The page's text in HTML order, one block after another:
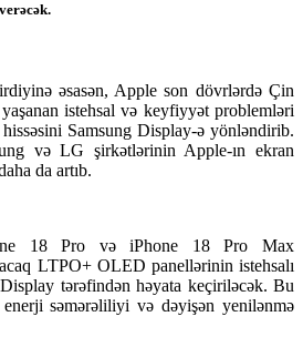
əsasən, Apple son dövrlərdə Çin
yaşanan istehsal və keyfiyyət problemləri
Samsung Display-ə yönləndirib.
və LG şirkətlərinin Apple-ın ekran
da artıb.
18 Pro və iPhone 18 Pro Max
LTPO+ OLED panellərinin istehsalı
tərəfindən həyata keçiriləcək. Bu
səmərəliliyi və dəyişən yenilənmə